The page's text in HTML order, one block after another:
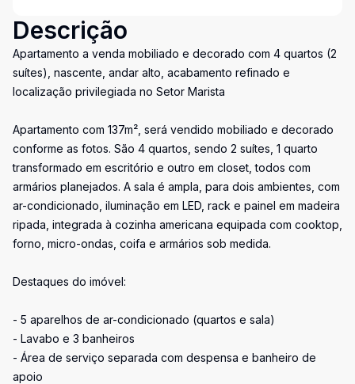
Descrição
Apartamento a venda mobiliado e decorado com 4 quartos (2
suítes), nascente, andar alto, acabamento refinado e
localização privilegiada no Setor Marista
Apartamento com 137m², será vendido mobiliado e decorado
conforme as fotos. São 4 quartos, sendo 2 suítes, 1 quarto
transformado em escritório e outro em closet, todos com
armários planejados. A sala é ampla, para dois ambientes, com
ar-condicionado, iluminação em LED, rack e painel em madeira
ripada, integrada à cozinha americana equipada com cooktop,
forno, micro-ondas, coifa e armários sob medida.
Destaques do imóvel:
- 5 aparelhos de ar-condicionado (quartos e sala)
- Lavabo e 3 banheiros
- Área de serviço separada com despensa e banheiro de
apoio